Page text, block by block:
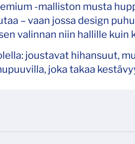
-malliston musta
– vaan jossa design
valinnan niin hallille kuin
joustavat hihansuut,
joka takaa